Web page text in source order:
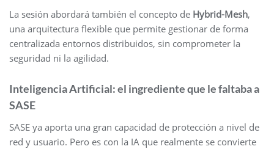
La sesión abordará también el concepto de Hybrid-Mesh,
una arquitectura flexible que permite gestionar de forma
centralizada entornos distribuidos, sin comprometer la
seguridad ni la agilidad.
Inteligencia Artificial: el ingrediente que le faltaba a
SASE
SASE ya aporta una gran capacidad de protección a nivel de
red y usuario. Pero es con la IA que realmente se convierte